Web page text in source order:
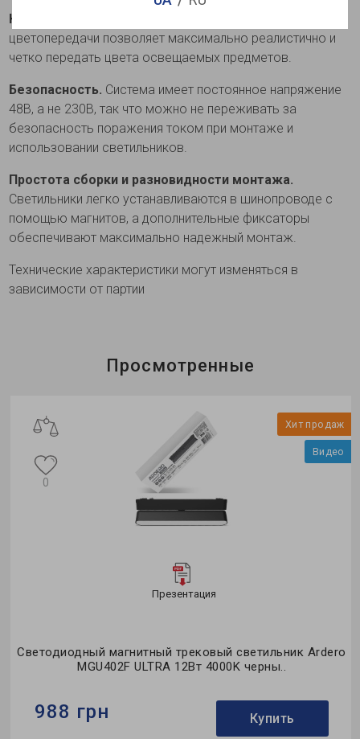
Качество света Ra>90.
цветопередачи позволяет максимально реалистично и
четко передать цвета освещаемых предметов.
Безопасность. Система имеет постоянное напряжение
48В, а не 230В, так что можно не переживать за
безопасность поражения током при монтаже и
использовании светильников.
Простота сборки и разновидности монтажа.
Светильники легко устанавливаются в шинопроводе с
помощью магнитов, а дополнительные фиксаторы
обеспечивают максимально надежный монтаж.
Технические характеристики могут изменяться в
зависимости от партии
Просмотренные
Хит продаж
Видео
Презентация
Светодиодный магнитный трековый светильник Ardero
MGU402F ULTRA 12Вт 4000K черны..
0
988 грн Купить